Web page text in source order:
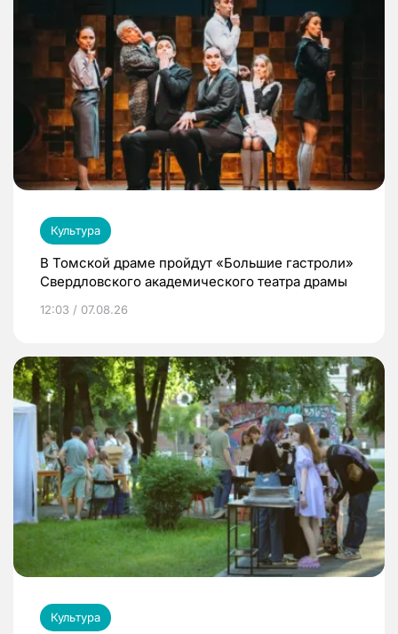
Культура
В Томской драме пройдут «Большие гастроли»
Свердловского академического театра драмы
12:03 / 07.08.26
Культура